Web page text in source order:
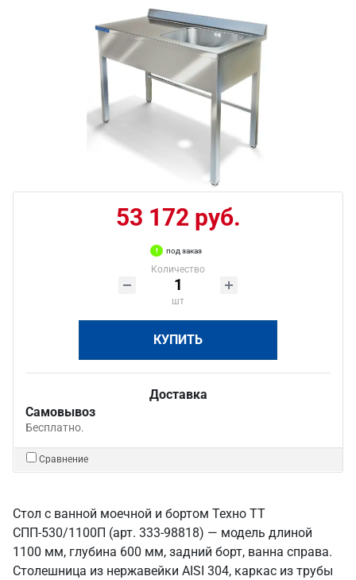
53 172 руб.
под заказ
Количество
шт
КУПИТЬ
Доставка
Самовывоз
Бесплатно.
Сравнение
Стол с ванной моечной и бортом Техно ТТ
СПП-530/1100П (арт. 333-98818) — модель длиной
1100 мм, глубина 600 мм, задний борт, ванна справа.
Столешница из нержавейки AISI 304, каркас из трубы